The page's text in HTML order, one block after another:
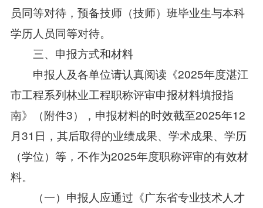
员同等对待，预备技师（技师）班毕业生与本科
学历人员同等对待。
三、申报方式和材料
申报人及各单位请认真阅读《2025年度湛江
市工程系列林业工程职称评审申报材料填报指
南》（附件3），申报材料的时效截至2025年12
月31日，其后取得的业绩成果、学术成果、学历
（学位）等，不作为2025年度职称评审的有效材
料。
（一）申报人应通过《广东省专业技术人才